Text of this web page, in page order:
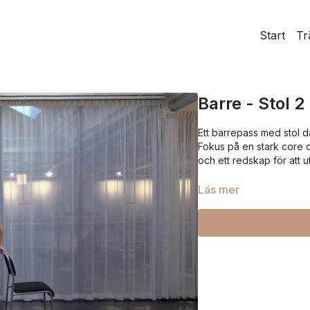
Start
Barre - Stol 2
Ett barrepass med stol
Fokus på en stark core
och ett redskap för att
Läs mer